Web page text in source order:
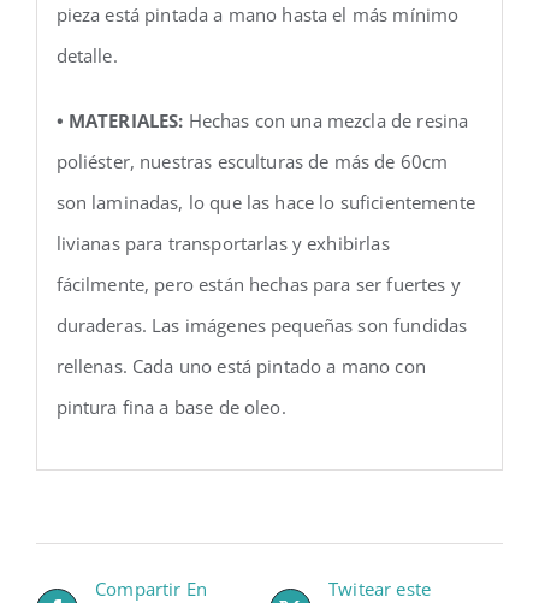
pieza está pintada a mano hasta el más mínimo
detalle.
• MATERIALES: Hechas con una mezcla de resina
poliéster, nuestras esculturas de más de 60cm
son laminadas, lo que las hace lo suficientemente
livianas para transportarlas y exhibirlas
fácilmente, pero están hechas para ser fuertes y
duraderas. Las imágenes pequeñas son fundidas
rellenas. Cada uno está pintado a mano con
pintura fina a base de oleo.
Compartir En
Twitear este